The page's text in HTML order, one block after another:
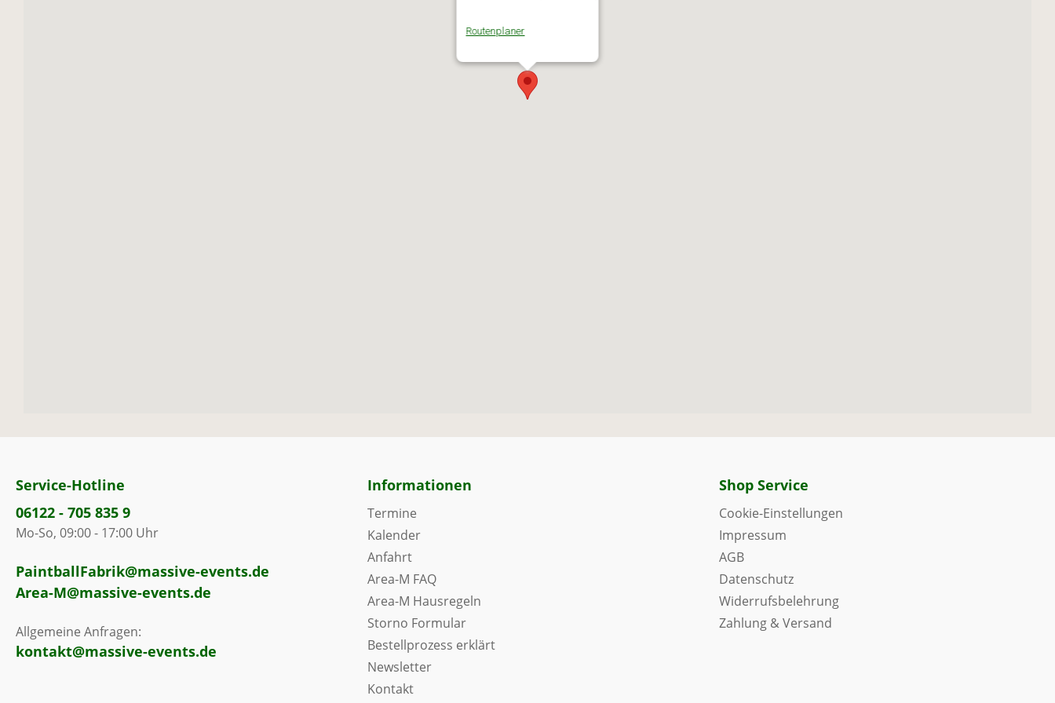
Routenplaner
Service-Hotline
06122 - 705 835 9
Mo-So, 09:00 - 17:00 Uhr
PaintballFabrik@massive-events.de
Area-M@massive-events.de
Allgemeine Anfragen:
kontakt@massive-events.de
Informationen
Termine
Kalender
Anfahrt
Area-M FAQ
Area-M Hausregeln
Storno Formular
Bestellprozess erklärt
Newsletter
Kontakt
Shop Service
Cookie-Einstellungen
Impressum
AGB
Datenschutz
Widerrufsbelehrung
Zahlung & Versand